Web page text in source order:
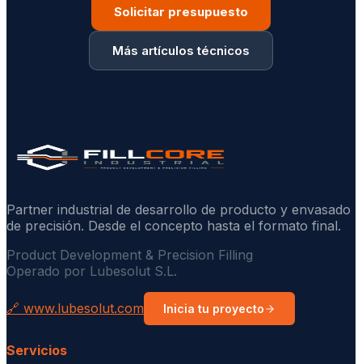
Solicitar presupuesto
Más artículos técnicos
Partner industrial de desarrollo de producto y envasado
de precisión. Desde el concepto hasta el formato final.
Product Development & Precision Filling
Operado por Lubesolut S.L.
🔗 www.lubesolut.com Inicia tu proyecto
Servicios